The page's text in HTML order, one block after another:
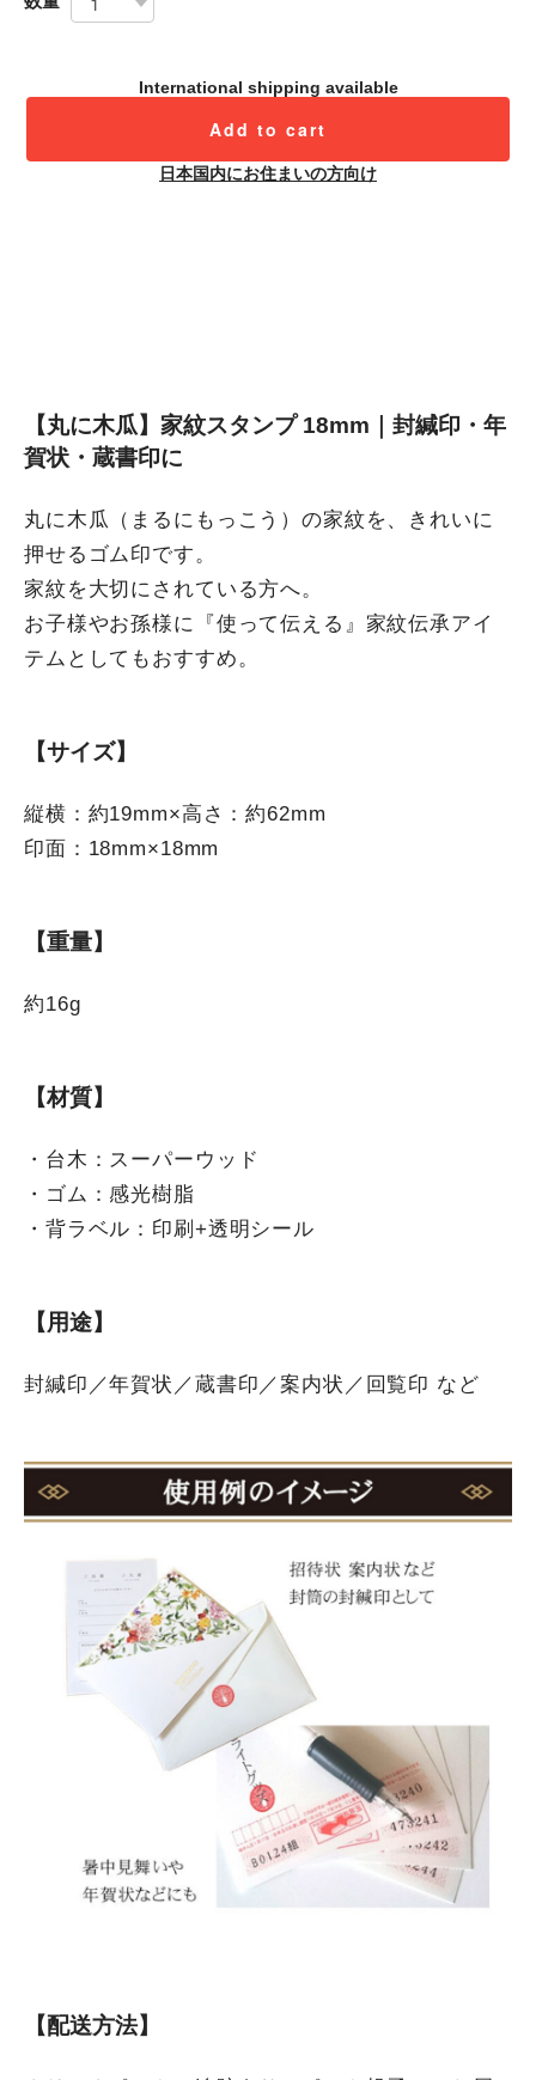
International shipping available
Add to cart
日本国内にお住まいの方向け
【丸に木瓜】家紋スタンプ 18mm｜封緘印・年
賀状・蔵書印に
丸に木瓜（まるにもっこう）の家紋を、きれいに
押せるゴム印です。
家紋を大切にされている方へ。
お子様やお孫様に『使って伝える』家紋伝承アイ
テムとしてもおすすめ。
【サイズ】
縦横：約19mm×高さ：約62mm
印面：18mm×18mm
【重量】
約16g
【材質】
・台木：スーパーウッド
・ゴム：感光樹脂
・背ラベル：印刷+透明シール
【用途】
封緘印／年賀状／蔵書印／案内状／回覧印 など
【配送方法】